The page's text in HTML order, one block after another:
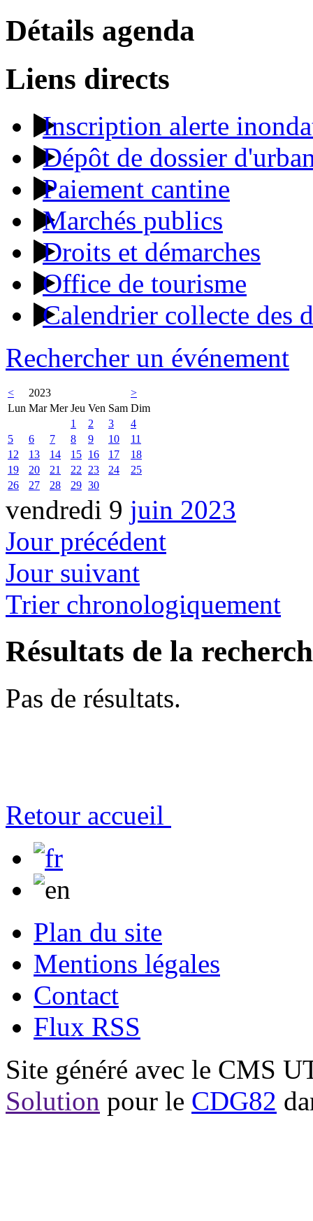
Détails agenda
Liens directs
Inscription alerte
Dépôt de dossier
Paiement cantine
Marchés publics
Droits et démarches
Office de tourisme
Calendrier collecte des
Rechercher un événement
< 2023
>
Lun Mar Mer Jeu Ven Sam Dim
1
2 3
4
5
6 7 8 9 10
11
12
13 14 15 16 17
18
19
20 21 22 23 24
25
26
27 28 29 30
vendredi 9 juin 2023
Jour précédent
Jour suivant
Trier chronologiquement
Résultats de la
Pas de résultats.
Retour accueil
Plan du site
Mentions légales
Contact
Flux RSS
Site généré avec le CMS
Solution pour le CDG82